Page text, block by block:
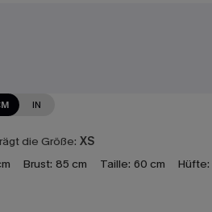
IN
die Größe: XS
Brust: 85 cm Taille: 60 cm Hüfte: